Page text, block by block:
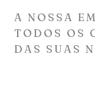
A NOSSA
TODOS OS
DAS SUAS